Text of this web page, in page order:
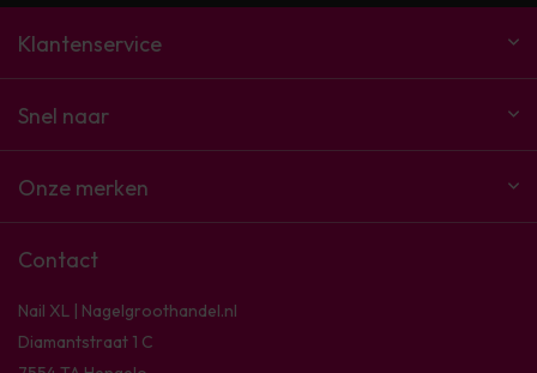
Klantenservice
Snel naar
Onze merken
Contact
Nail XL | Nagelgroothandel.nl
Diamantstraat 1 C